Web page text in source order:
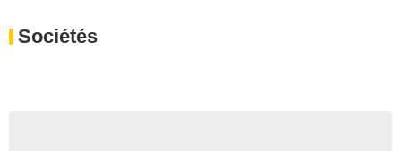
Sociétés